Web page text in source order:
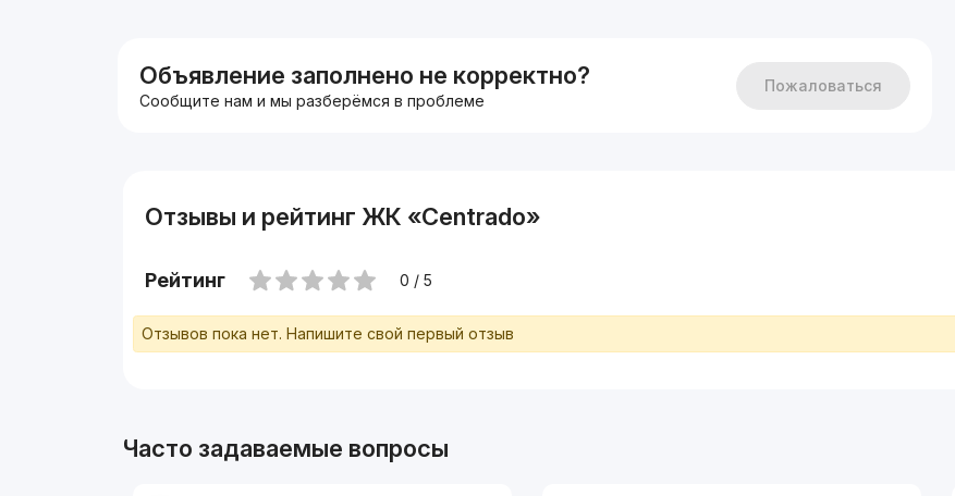
Объявление заполнено не корректно?
Сообщите нам и мы разберёмся в проблеме
Пожаловаться
Отзывы и рейтинг ЖК «Centrado»
Рейтинг 0 / 5
Отзывов пока нет. Напишите свой первый отзыв
Часто задаваемые вопросы